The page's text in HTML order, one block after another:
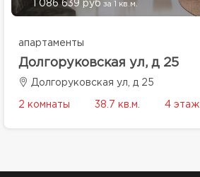
1 086 639 руб за 1 кв.м.
апартаменты
Долгоруковская ул, д 25
Долгоруковская ул, д 25
2 комнаты 38.7 кв.м. 4 этаж